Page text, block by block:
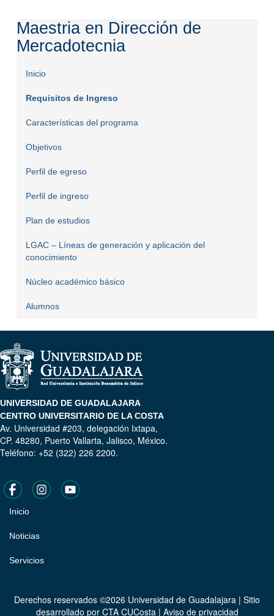
Maestria en Dirección de
Mercadotecnia
Inicio
Requisitos de Ingreso
Características del programa
Objetivos
Perfil de egreso
Perfil de ingreso
Plan de estudios
LGAC – Líneas de generación y aplicación del
conocimiento
Núcleo académico básico
Alumnos
UNIVERSIDAD DE GUADALAJARA
CENTRO UNIVERSITARIO DE LA COSTA
Av. Universidad #203, delegación Ixtapa,
CP. 48280, Puerto Vallarta, Jalisco, México.
Teléfono: +52 (322) 226 2200.
Pie
de
página
Inicio
Noticias
Servicios
Derechos reservados ©2026 Universidad de Guadalajara | Sitio
desarrollado por CTA CUCosta| Aviso de privacidad